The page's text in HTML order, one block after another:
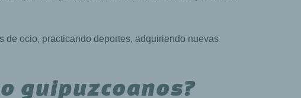
ocio, practicando deportes, adquiriendo nuevas
guipuzcoanos?